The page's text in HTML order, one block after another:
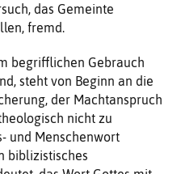
das Gemeinte
fremd.
begrifflichen Gebrauch
steht von Beginn an die
der Machtanspruch
nicht zu
und Menschenwort
biblizistisches